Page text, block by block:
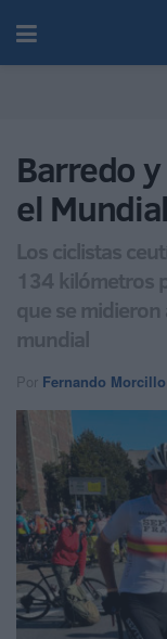
Barredo
el
Los ciclistas
134 kilómetros
que se
mundial
Por Fernando Morcillo